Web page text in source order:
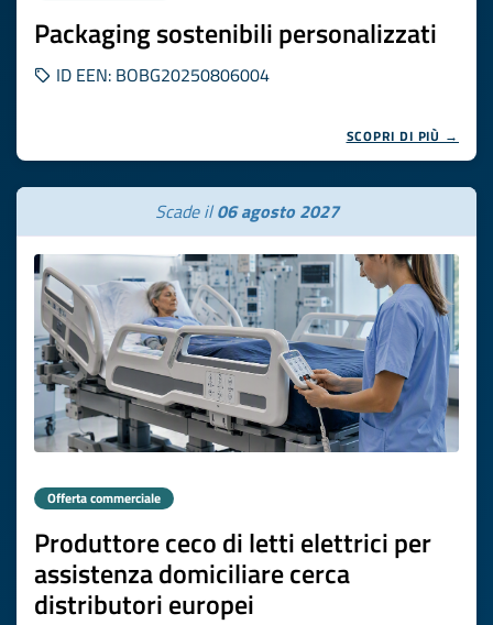
Packaging sostenibili personalizzati
ID EEN: BOBG20250806004
SCOPRI DI PIÙ →
Scade il06 agosto 2027
Offerta commerciale
Produttore ceco di letti elettrici per
assistenza domiciliare cerca
distributori europei